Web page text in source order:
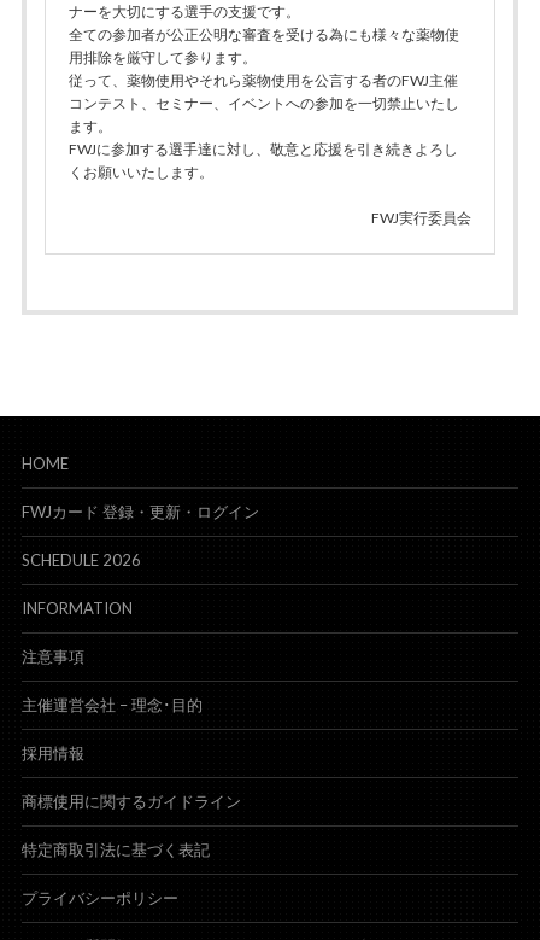
ナーを大切にする選手の支援です。
全ての参加者が公正公明な審査を受ける為にも様々な薬物使
用排除を厳守して参ります。
従って、薬物使用やそれら薬物使用を公言する者のFWJ主催
コンテスト、セミナー、イベントへの参加を一切禁止いたし
ます。
FWJに参加する選手達に対し、敬意と応援を引き続きよろし
くお願いいたします。
FWJ実行委員会
HOME
FWJカード 登録・更新・ログイン
SCHEDULE 2026
INFORMATION
注意事項
主催運営会社 – 理念･目的
採用情報
商標使用に関するガイドライン
特定商取引法に基づく表記
プライバシーポリシー